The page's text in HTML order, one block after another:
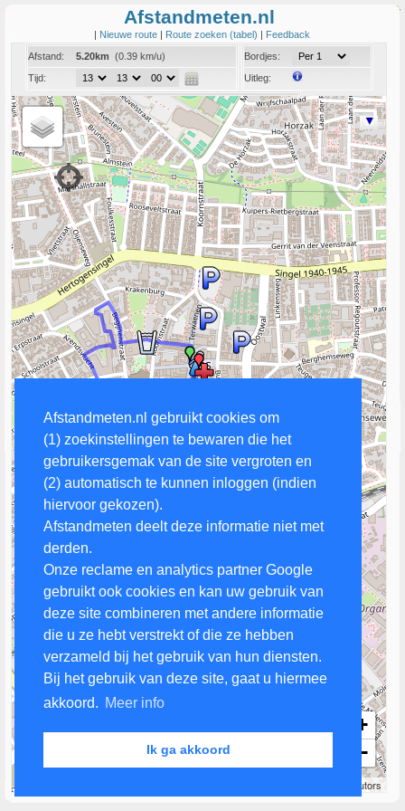
Afstandmeten.nl gebruikt cookies om
(1) zoekinstellingen te bewaren die het
gebruikersgemak van de site vergroten en
(2) automatisch te kunnen inloggen (indien
hiervoor gekozen).
Afstandmeten deelt deze informatie niet met
derden.
Onze reclame en analytics partner Google
gebruikt ook cookies en kan uw gebruik van
deze site combineren met andere informatie
die u ze hebt verstrekt of die ze hebben
verzameld bij het gebruik van hun diensten.
Bij het gebruik van deze site, gaat u hiermee
akkoord. Meer info
Ik ga akkoord
Afstandmeten.nl
| Nieuwe route | Route zoeken (tabel) | Feedback
Afstand:
5.20km (0.39 km/u)
Tijd:
Bordjes:
Uitleg:
Coord:
Info:Link naar deze route
+
−
contributors